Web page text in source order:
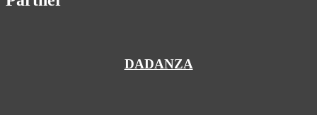
DADANZA